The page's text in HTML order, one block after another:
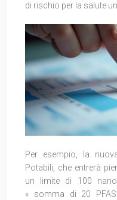
di rischio per la salute
Per esempio, la
Potabili, che entrerà
un limite di 100
« somma di 20